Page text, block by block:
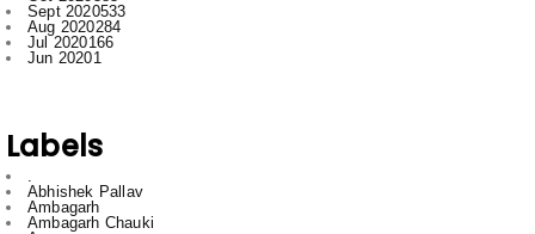
Ambagarh
Ambagarh Chauki
Bastar
Bemetra
Bhilai